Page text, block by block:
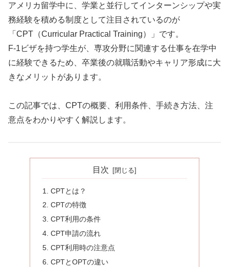
アメリカ留学中に、学業と並行してインターンシップや実
務経験を積める制度として注目されているのが
「CPT（Curricular Practical Training）」です。
F-1ビザを持つ学生が、専攻分野に関連する仕事を在学中
に経験できるため、卒業後の就職活動やキャリア形成に大
きなメリットがあります。
この記事では、CPTの概要、利用条件、手続き方法、注
意点をわかりやすく解説します。
目次
CPTとは？
CPTの特徴
CPT利用の条件
CPT申請の流れ
CPT利用時の注意点
CPTとOPTの違い